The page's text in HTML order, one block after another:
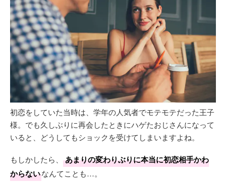
初恋をしていた当時は、学年の人気者でモテモテだった王子
様。でも久しぶりに再会したときにハゲたおじさんになって
いると、どうしてもショックを受けてしまいますよね。
もしかしたら、
あまりの変わりぶりに本当に初恋相手かわ
からないなんてことも…。